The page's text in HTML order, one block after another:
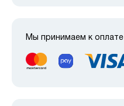
Мы принимаем к оплате